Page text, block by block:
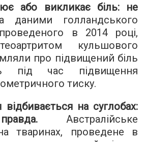
або викликає біль: не
даними голландського
в 2014 році,
кульшового
про підвищений біль
під час підвищення
тиску.
на суглобах:
Австралійське
тваринах, проведене в